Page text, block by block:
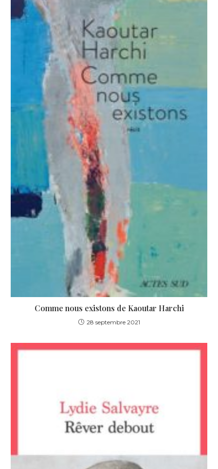
Comme nous existons de Kaoutar Harchi
28 septembre 2021